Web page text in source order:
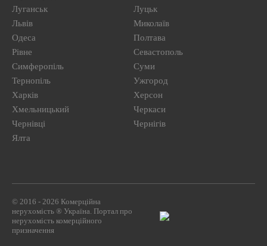
Луганськ
Луцьк
Львів
Миколаїв
Одеса
Полтава
Рівне
Севастополь
Симферопіль
Суми
Тернопіль
Ужгород
Харків
Херсон
Хмельницький
Черкаси
Чернівці
Чернігів
Ялта
© 2016 - 2026 Комерційна
нерухомість ® Україна. Портал про
нерухомість комерційного
призначення